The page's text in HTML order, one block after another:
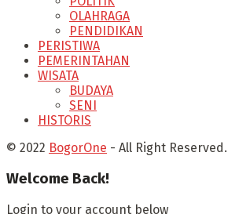
OLAHRAGA
PENDIDIKAN
PERISTIWA
PEMERINTAHAN
WISATA
BUDAYA
SENI
HISTORIS
© 2022 BogorOne - All Right Reserved.
Welcome Back!
Login to your account below